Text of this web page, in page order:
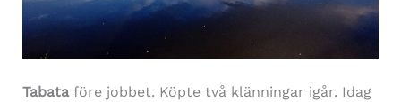
Tabataföre jobbet. Köpte två klänningar igår. Idag